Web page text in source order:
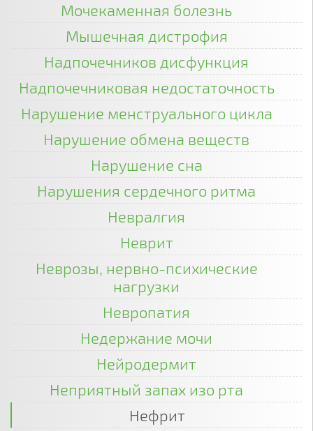
Мочекаменная болезнь
Мышечная дистрофия
Надпочечников дисфункция
Надпочечниковая недостаточность
Нарушение менструального цикла
Нарушение обмена веществ
Нарушение сна
Нарушения сердечного ритма
Невралгия
Неврит
Неврозы, нервно-психические
нагрузки
Невропатия
Недержание мочи
Нейродермит
Неприятный запах изо рта
Нефрит